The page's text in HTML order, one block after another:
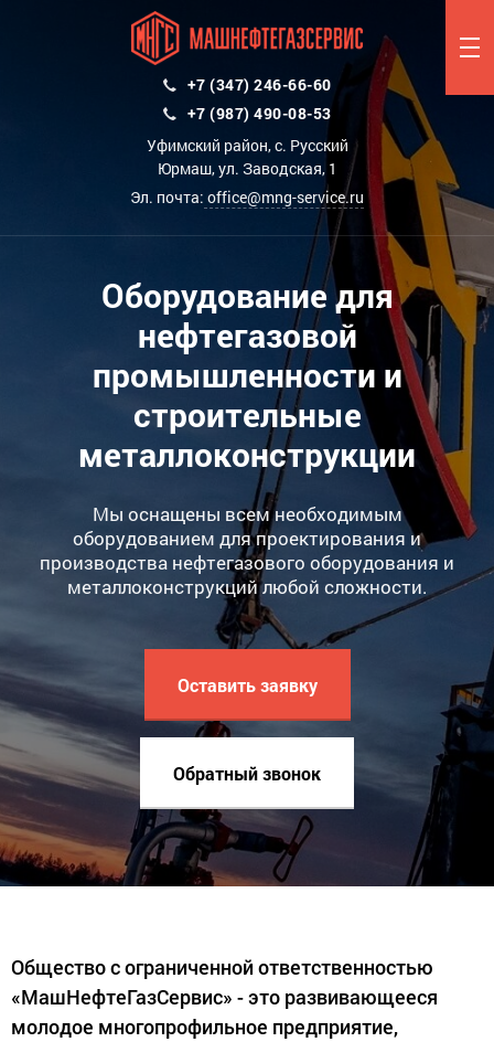
+7 (347) 246-66-60
+7 (987) 490-08-53
Уфимский район, с. Русский
Юрмаш, ул. Заводская, 1
Эл. почта: office@mng-service.ru
Оборудование для
нефтегазовой
промышленности и
строительные
металлоконструкции
Мы оснащены всем необходимым
оборудованием для проектирования и
производства нефтегазового оборудования и
металлоконструкций любой сложности.
Оставить заявку
Обратный звонок
Общество с ограниченной ответственностью
«МашНефтеГазСервис» - это развивающееся
молодое многопрофильное предприятие,